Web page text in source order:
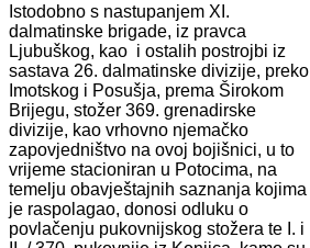
Istodobno s nastupanjem XI.
dalmatinske brigade, iz pravca
Ljubuškog, kao i ostalih postrojbi iz
sastava 26. dalmatinske divizije, preko
Imotskog i Posušja, prema Širokom
Brijegu, stožer 369. grenadirske
divizije, kao vrhovno njemačko
zapovjedništvo na ovoj bojišnici, u to
vrijeme stacioniran u Potocima, na
temelju obavještajnih saznanja kojima
je raspolagao, donosi odluku o
povlačenju pukovnijskog stožera te I. i